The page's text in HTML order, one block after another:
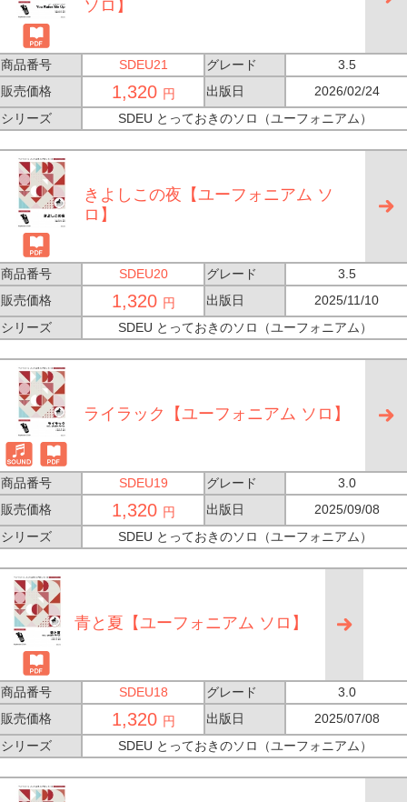
ソロ】
商品番号 SDEU21 グレード
3.5
販売価格
1,320 円 出版日
2026/02/24
シリーズ
SDEU とっておきのソロ（ユーフォニアム）
きよしこの夜【ユーフォニアム ソ
ロ】
商品番号 SDEU20 グレード
3.5
販売価格
1,320 円 出版日
2025/11/10
シリーズ
SDEU とっておきのソロ（ユーフォニアム）
ライラック【ユーフォニアム ソロ】
商品番号 SDEU19 グレード
3.0
販売価格
1,320 円 出版日
2025/09/08
シリーズ
SDEU とっておきのソロ（ユーフォニアム）
青と夏【ユーフォニアム ソロ】
商品番号 SDEU18 グレード
3.0
販売価格
1,320 円 出版日
2025/07/08
シリーズ
SDEU とっておきのソロ（ユーフォニアム）